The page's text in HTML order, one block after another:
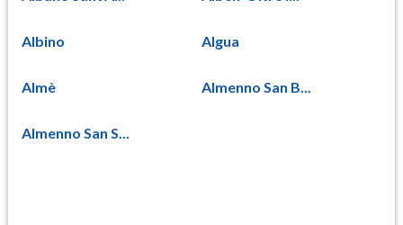
Albino Algua
Almè Almenno San B...
Almenno San S...